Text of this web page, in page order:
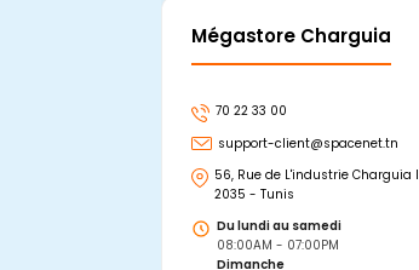
Mégastore Charguia
70 22 33 00
support-client@spacenet.tn
56, Rue de L'industrie Charguia I
2035 - Tunis
Du lundi au samedi
08:00AM - 07:00PM
Dimanche